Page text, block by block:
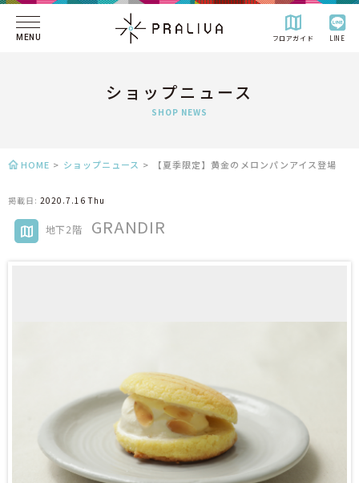
MENU フロアガイド LINE
ショップニュース
SHOP NEWS
HOME > ショップニュース > 【夏季限定】黄金のメロンパンアイス登場
掲載日: 2020.7.16 Thu
地下2階 GRANDIR